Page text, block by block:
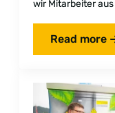
wir Mitarbeiter
Read more